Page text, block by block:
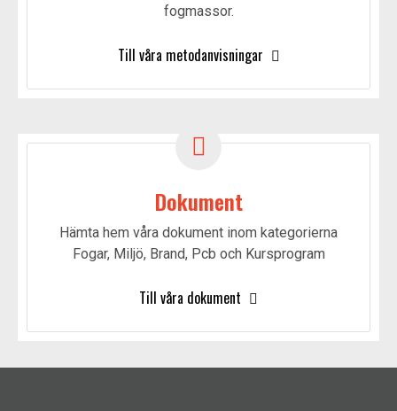
fogmassor.
Till våra metodanvisningar
Dokument
Hämta hem våra dokument inom kategorierna
Fogar, Miljö, Brand, Pcb och Kursprogram
Till våra dokument